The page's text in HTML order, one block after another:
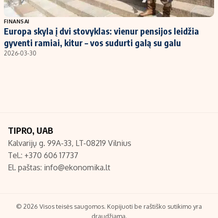
Populiarios temos
Investavimas
Akcijų rinka
Titulinis
Nedarbo išmokos skaičiuoklė
Redakcija
Turinio žymėjimo taisyklės
FINANSAI
Europa skyla į dvi stovyklas: vienur pensijos leidžia
gyventi ramiai, kitur – vos sudurti galą su galu
2026-03-30
TIPRO, UAB
Kalvarijų g. 99A-33, LT-08219 Vilnius
Tel.: +370 606 17737
El. paštas: info@ekonomika.lt
© 2026 Visos teisės saugomos. Kopijuoti be raštiško sutikimo yra
draudžiama.